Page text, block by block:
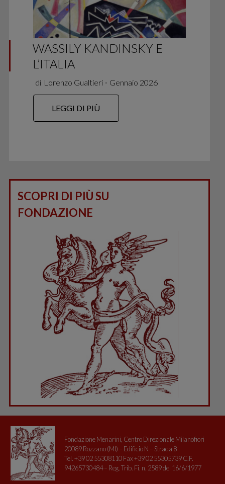
WASSILY KANDINSKY E
L’ITALIA
di Lorenzo Gualtieri ∙ Gennaio 2026
LEGGI DI PIÙ
SCOPRI DI PIÙ SU
FONDAZIONE
Fondazione Menarini, Centro Direzionale Milanofiori
20089 Rozzano (MI) – Edificio N – Strada 8
Tel. +39 02 55308110 Fax +39 02 55305739 C.F.
94265730484 – Reg. Trib. Fi. n. 2589 del 16/6/1977